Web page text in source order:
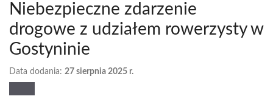
Niebezpieczne zdarzenie
drogowe z udziałem rowerzysty w
Gostyninie
Data dodania: 27 sierpnia 2025 r.